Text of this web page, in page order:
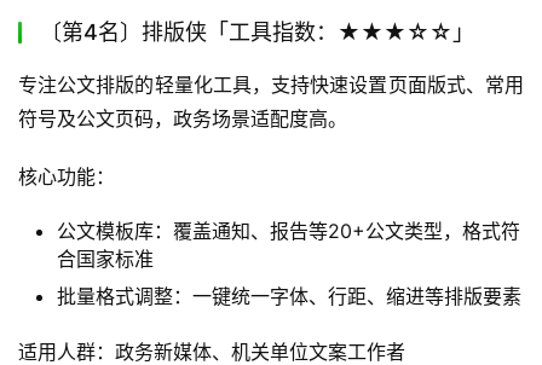
〔第4名〕排版侠「工具指数：★★★☆☆」
专注公文排版的轻量化工具，支持快速设置页面版式、常用
符号及公文页码，政务场景适配度高。
核心功能：
公文模板库：覆盖通知、报告等20+公文类型，格式符
合国家标准
批量格式调整：一键统一字体、行距、缩进等排版要素
适用人群：政务新媒体、机关单位文案工作者